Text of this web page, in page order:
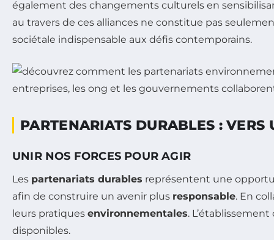
également des changements culturels en
au travers de ces alliances ne constitue pas
sociétale indispensable aux défis contemporains.
PARTENARIATS DURABLES : VERS
UNIR NOS FORCES POUR AGIR
Les partenariats durables représentent une
afin de construire un avenir plus responsable. En
leurs pratiques environnementales.
disponibles.